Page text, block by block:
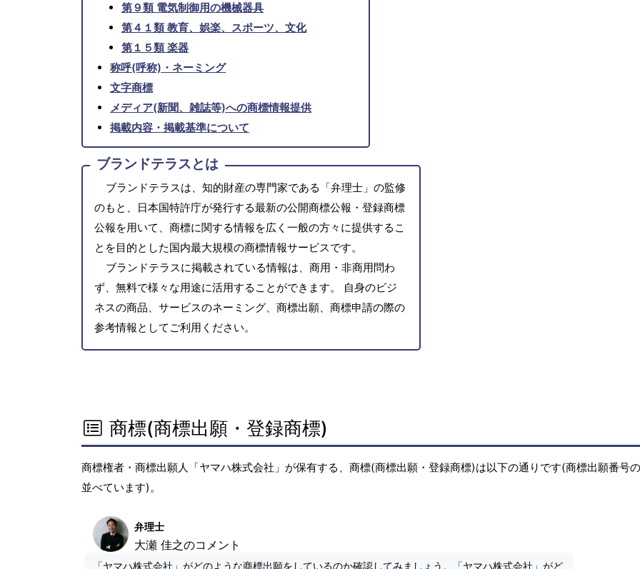
第９類 電気制御用の機械器具
第４１類 教育、娯楽、スポーツ、文化
第１５類 楽器
称呼(呼称)・ネーミング
文字商標
メディア(新聞、雑誌等)への商標情報提供
掲載内容・掲載基準について
ブランドテラスとは
ブランドテラスは、知的財産の専門家である「弁理士」の監修
のもと、日本国特許庁が発行する最新の公開商標公報・登録商標
公報を用いて、商標に関する情報を広く一般の方々に提供するこ
とを目的とした国内最大規模の商標情報サービスです。
ブランドテラスに掲載されている情報は、商用・非商用問わ
ず、無料で様々な用途に活用することができます。 自身のビジ
ネスの商品、サービスのネーミング、商標出願、商標申請の際の
参考情報としてご利用ください。
商標(商標出願・登録商標)
商標権者・商標出願人「ヤマハ株式会社」が保有する、商標(商標出願・登録商標)は以下の通りです(商標出願番号
並べています)。
弁理士
大瀬 佳之のコメント
「ヤマハ株式会社」がどのような商標出願をしているのか確認してみましょう。「ヤマハ株式会社」がど